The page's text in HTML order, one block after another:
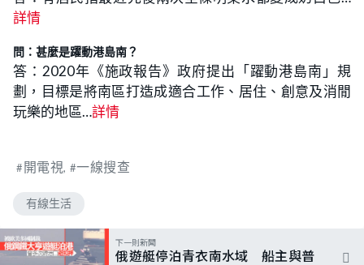
詳情
問：甚麼是躍動港島南？
答：2020年《施政報告》政府提出「躍動港島南」規
劃，目標是將南區打造成適合工作、居住、創意及消閒
玩樂的地區…詳情
開電視 一線搜查
有線生活
下一則新聞
俄遊艇停泊青衣南水域 船主與普